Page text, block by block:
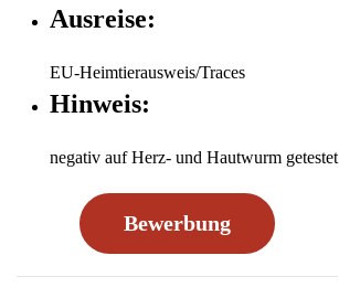
Ausreise:
EU-Heimtierausweis/Traces
Hinweis:
negativ auf Herz- und Hautwurm getestet
Bewerbung